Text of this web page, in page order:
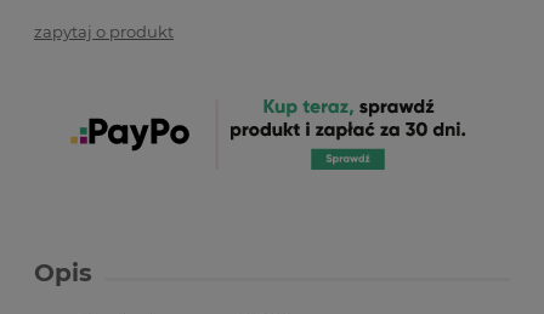
zapytaj o produkt
Opis